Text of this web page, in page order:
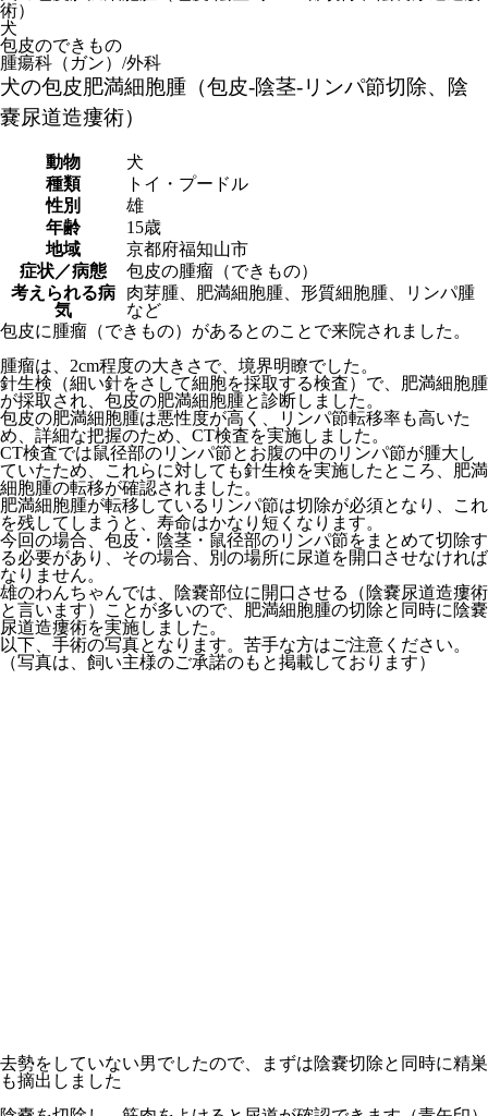
術）
犬
包皮のできもの
腫瘍科（ガン）/外科
犬の包皮肥満細胞腫（包皮-陰茎-リンパ節切除、陰
嚢尿道造瘻術）
動物
犬
種類
トイ・プードル
性別
雄
年齢
15歳
地域
京都府福知山市
症状／病態
包皮の腫瘤（できもの）
考えられる病
気
肉芽腫、肥満細胞腫、形質細胞腫、リンパ腫
など
包皮に腫瘤（できもの）があるとのことで来院されました。
腫瘤は、2cm程度の大きさで、境界明瞭でした。
針生検（細い針をさして細胞を採取する検査）で、肥満細胞腫
が採取され、包皮の肥満細胞腫と診断しました。
包皮の肥満細胞腫は悪性度が高く、リンパ節転移率も高いた
め、詳細な把握のため、CT検査を実施しました。
CT検査では鼠径部のリンパ節とお腹の中のリンパ節が腫大し
ていたため、これらに対しても針生検を実施したところ、肥満
細胞腫の転移が確認されました。
肥満細胞腫が転移しているリンパ節は切除が必須となり、これ
を残してしまうと、寿命はかなり短くなります。
今回の場合、包皮・陰茎・鼠径部のリンパ節をまとめて切除す
る必要があり、その場合、別の場所に尿道を開口させなければ
なりません。
雄のわんちゃんでは、陰嚢部位に開口させる（陰嚢尿道造瘻術
と言います）ことが多いので、肥満細胞腫の切除と同時に陰嚢
尿道造瘻術を実施しました。
以下、手術の写真となります。苦手な方はご注意ください。
（写真は、飼い主様のご承諾のもと掲載しております）
去勢をしていない男でしたので、まずは陰嚢切除と同時に精巣
も摘出しました